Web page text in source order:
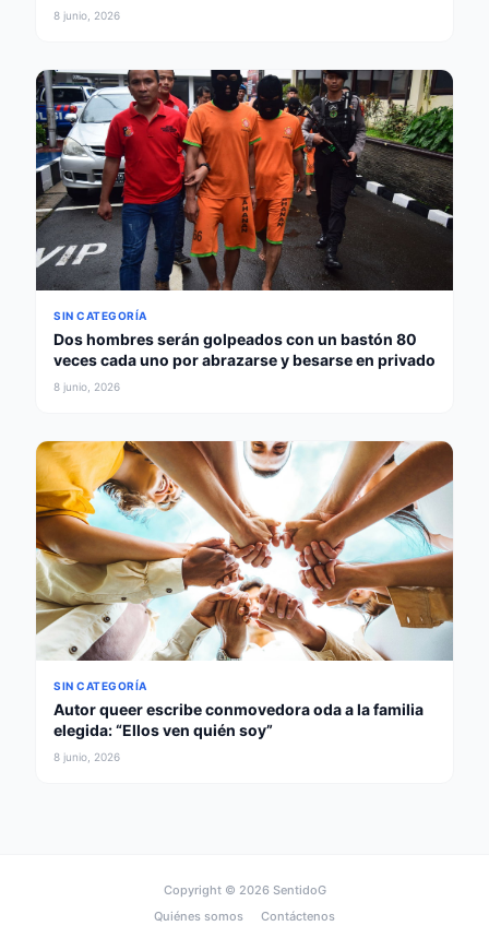
8 junio, 2026
SIN CATEGORÍA
Dos hombres serán golpeados con un bastón 80
veces cada uno por abrazarse y besarse en privado
8 junio, 2026
SIN CATEGORÍA
Autor queer escribe conmovedora oda a la familia
elegida: “Ellos ven quién soy”
8 junio, 2026
Copyright © 2026 SentidoG
Quiénes somos
Contáctenos